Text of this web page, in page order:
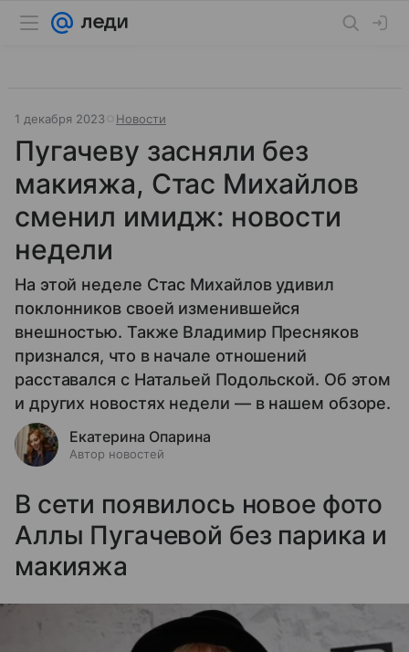
1 декабря 2023 Новости
Пугачеву засняли без
макияжа, Стас Михайлов
сменил имидж: новости
недели
На этой неделе Стас Михайлов удивил
поклонников своей изменившейся
внешностью. Также Владимир Пресняков
признался, что в начале отношений
расставался с Натальей Подольской. Об этом
и других новостях недели — в нашем обзоре.
Екатерина Опарина
Автор новостей
В сети появилось новое фото
Аллы Пугачевой без парика и
макияжа